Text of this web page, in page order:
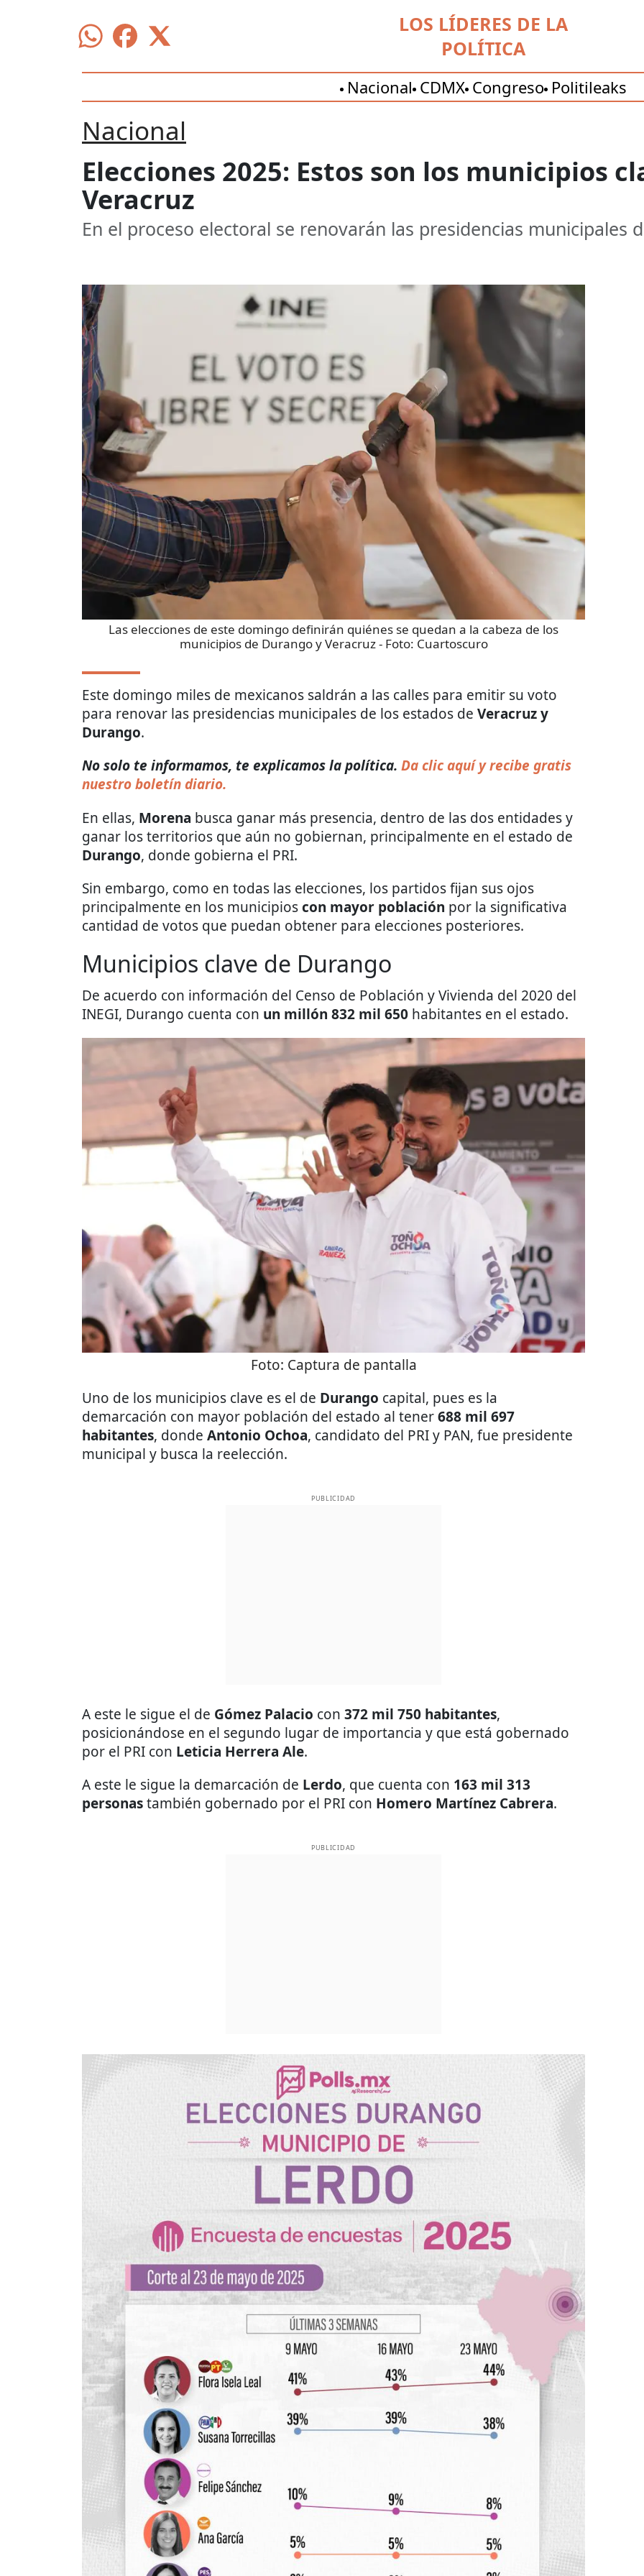
LOS LÍDERES DE LA
POLÍTICA
Nacional CDMX Congreso Politileaks
Nacional
Elecciones 2025: Estos son los municipios
Veracruz
En el proceso electoral se renovarán las presidencias municipales
Las elecciones de este domingo definirán quiénes se quedan a la cabeza de los
municipios de Durango y Veracruz- Foto: Cuartoscuro
Este domingo miles de mexicanos saldrán a las calles para emitir su voto
para renovar las presidencias municipales de los estados de Veracruz y
Durango.
No solo te informamos, te explicamos la política. Da clic aquí y recibe gratis
nuestro boletín diario.
En ellas, Morena busca ganar más presencia, dentro de las dos entidades y
ganar los territorios que aún no gobiernan, principalmente en el estado de
Durango, donde gobierna el PRI.
Sin embargo, como en todas las elecciones, los partidos fijan sus ojos
principalmente en los municipioscon mayor población por la significativa
cantidad de votos que puedan obtener para elecciones posteriores.
Municipios clave de Durango
De acuerdo con información del Censo de Población y Vivienda del 2020 del
INEGI, Durango cuenta con un millón 832 mil 650 habitantes en el estado.
Foto: Captura de pantalla
Uno de los municipios clave es el de Durango capital, pues es la
demarcación con mayor población del estado al tener688 mil 697
habitantes, donde Antonio Ochoa, candidato del PRI y PAN, fue presidente
municipal y busca la reelección.
PUBLICIDAD
A este le sigue el de Gómez Palacio con 372 mil 750 habitantes,
posicionándose en el segundo lugar de importancia y que está gobernado
por el PRI con Leticia Herrera Ale.
A este le sigue la demarcación de Lerdo, que cuenta con 163 mil 313
personastambién gobernado por el PRI con Homero Martínez Cabrera.
PUBLICIDAD